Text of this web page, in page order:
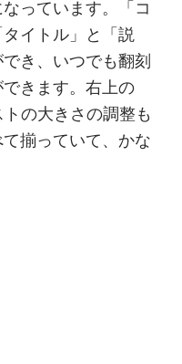
っています。「コ
イトル」と「説
き、いつでも翻刻
きます。右上の
の大きさの調整も
揃っていて、かな